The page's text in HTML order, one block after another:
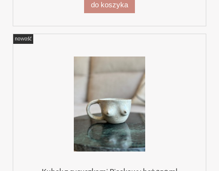
do koszyka
nowość